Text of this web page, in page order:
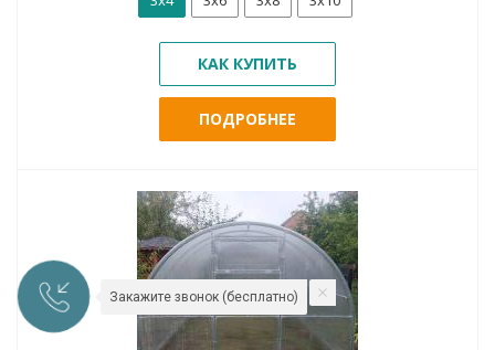
КАК КУПИТЬ
ПОДРОБНЕЕ
Закажите звонок (бесплатно)